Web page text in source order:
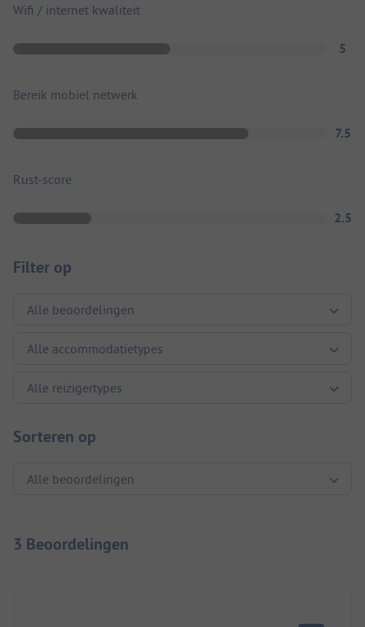
Wifi / internet kwaliteit
5
Bereik mobiel netwerk
7.5
Rust-score
2.5
Filter op
Sorteren op
3 Beoordelingen